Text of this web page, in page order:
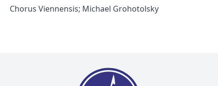
Chorus Viennensis; Michael Grohotolsky